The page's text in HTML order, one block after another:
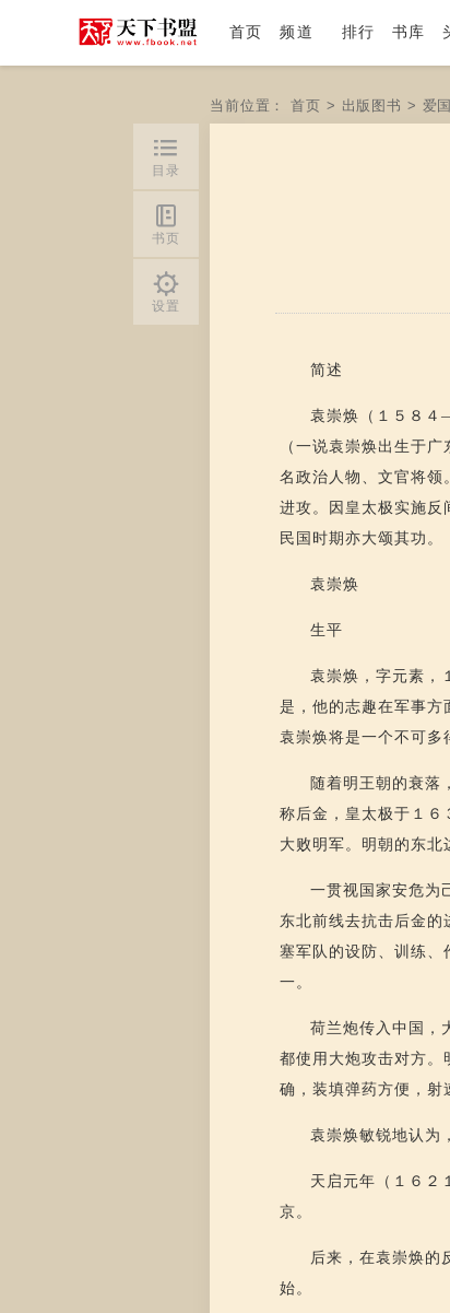
首页 频道 排行 书库
当前位置：首页 > 出版图书 > 爱
简述
袁崇焕（１５８４
（一说袁崇焕出生于
名政治人物、文官将领
进攻。因皇太极实施反
民国时期亦大颂其功。
袁崇焕
生平
袁崇焕，字元素，
是，他的志趣在军事方
袁崇焕将是一个不可多
随着明王朝的衰落
称后金，皇太极于１６
大败明军。明朝的东北
一贯视国家安危为
东北前线去抗击后金
塞军队的设防、训练、
一。
荷兰炮传入中国，
都使用大炮攻击对方。
确，装填弹药方便，射
袁崇焕敏锐地认为
天启元年（１６２
京。
后来，在袁崇焕的
始。
目录
书页
设置